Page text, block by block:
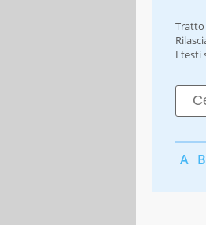
Tratto
I testi
A B